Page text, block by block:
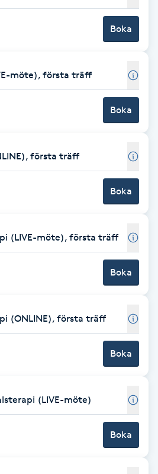
Boka
möte), första träff
Boka
första träff
Boka
(LIVE-möte), första träff
Boka
(ONLINE), första träff
Boka
(LIVE-möte)
Boka